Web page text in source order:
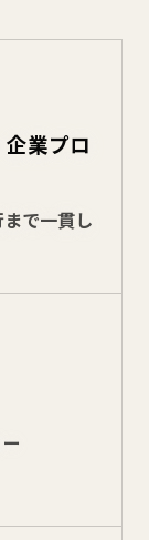
業プロ
で一貫し